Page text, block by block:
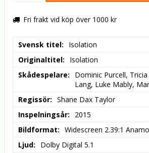
Fri frakt vid köp över 1000 kr
Svensk titel
Isolation
Originaltitel
Isolation
Skådespelare
Dominic Purcell,
Lang, Luke Mably,
Regissör
Shane Dax Taylor
Inspelningsår
2015
Bildformat
Widescreen 2.39:1
Ljud
Dolby Digital 5.1